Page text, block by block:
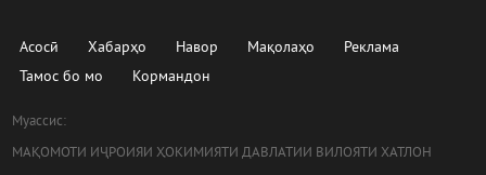
Асосӣ Хабарҳо Навор Мақолаҳо
Реклама
Тамос бо мо
Кормандон
Муассис:
МАҚОМОТИ ИҶРОИЯИ ҲОКИМИЯТИ ДАВЛАТИИ ВИЛОЯТИ ХАТЛОН